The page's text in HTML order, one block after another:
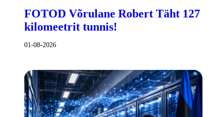
FOTOD Võrulane Robert Täht 127
kilomeetrit tunnis!
01-08-2026